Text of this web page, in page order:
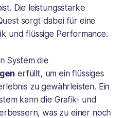
Die leistungsstarke
sorgt dabei für eine
und flüssige Performance.
System die
erfüllt, um ein flüssiges
zu gewährleisten. Ein
kann die Grafik- und
was zu einer noch